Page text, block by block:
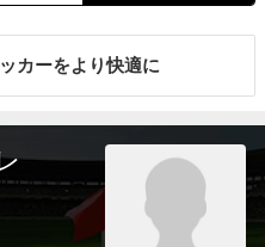
カーをより快適に